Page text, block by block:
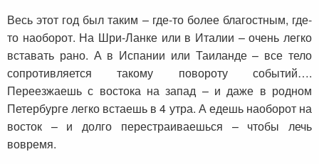
Весь этот год был таким – где-то более благостным, где-
то наоборот. На Шри-Ланке или в Италии – очень легко
вставать рано. А в Испании или Таиланде – все тело
сопротивляется такому повороту событий….
Переезжаешь с востока на запад – и даже в родном
Петербурге легко встаешь в 4 утра. А едешь наоборот на
восток – и долго перестраиваешься – чтобы лечь
вовремя.